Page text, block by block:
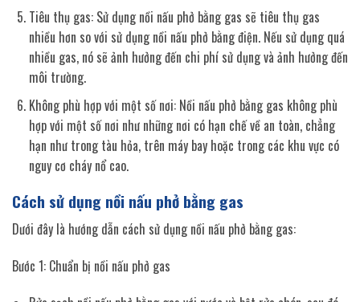
Tiêu thụ gas: Sử dụng nồi nấu phở bằng gas sẽ tiêu thụ gas
nhiều hơn so với sử dụng nồi nấu phở bằng điện. Nếu sử dụng quá
nhiều gas, nó sẽ ảnh hưởng đến chi phí sử dụng và ảnh hưởng đến
môi trường.
Không phù hợp với một số nơi: Nồi nấu phở bằng gas không phù
hợp với một số nơi như những nơi có hạn chế về an toàn, chẳng
hạn như trong tàu hỏa, trên máy bay hoặc trong các khu vực có
nguy cơ cháy nổ cao.
Cách sử dụng nồi nấu phở bằng gas
Dưới đây là hướng dẫn cách sử dụng nồi nấu phở bằng gas:
Bước 1: Chuẩn bị nồi nấu phở gas